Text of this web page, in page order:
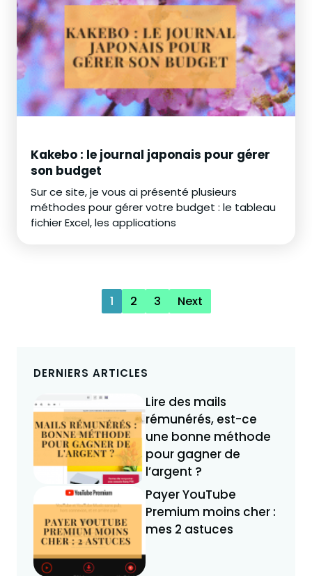
Kakebo : le journal japonais pour gérer
son budget
Sur ce site, je vous ai présenté plusieurs
méthodes pour gérer votre budget : le tableau
fichier Excel, les applications
1 2 3 Next
DERNIERS ARTICLES
Lire des mails
rémunérés, est-ce
une bonne méthode
pour gagner de
l’argent ?
Payer YouTube
Premium moins cher :
mes 2 astuces